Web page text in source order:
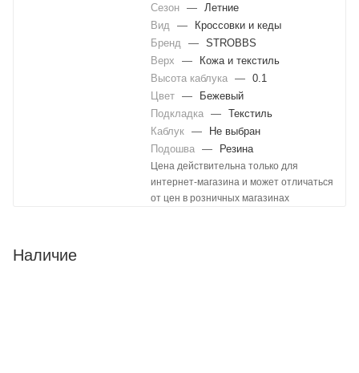
Сезон —
Летние
Вид
—
Кроссовки и кеды
Бренд
—
STROBBS
Верх
—
Кожа и текстиль
Высота каблука —
0.1
Цвет —
Бежевый
Подкладка —
Текстиль
Каблук —
Не выбран
Подошва — Резина
Цена действительна только для
интернет-магазина и может отличаться
от цен в розничных магазинах
Наличие